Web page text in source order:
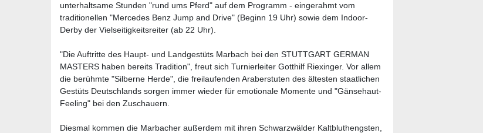
unterhaltsame Stunden "rund ums Pferd" auf dem Programm - eingerahmt vom
traditionellen "Mercedes Benz Jump and Drive" (Beginn 19 Uhr) sowie dem Indoor-
Derby der Vielseitigkeitsreiter (ab 22 Uhr).
"Die Auftritte des Haupt- und Landgestüts Marbach bei den STUTTGART GERMAN
MASTERS haben bereits Tradition", freut sich Turnierleiter Gotthilf Riexinger. Vor allem
die berühmte "Silberne Herde", die freilaufenden Araberstuten des ältesten staatlichen
Gestüts Deutschlands sorgen immer wieder für emotionale Momente und "Gänsehaut-
Feeling" bei den Zuschauern.
Diesmal kommen die Marbacher außerdem mit ihren Schwarzwälder Kaltbluthengsten,